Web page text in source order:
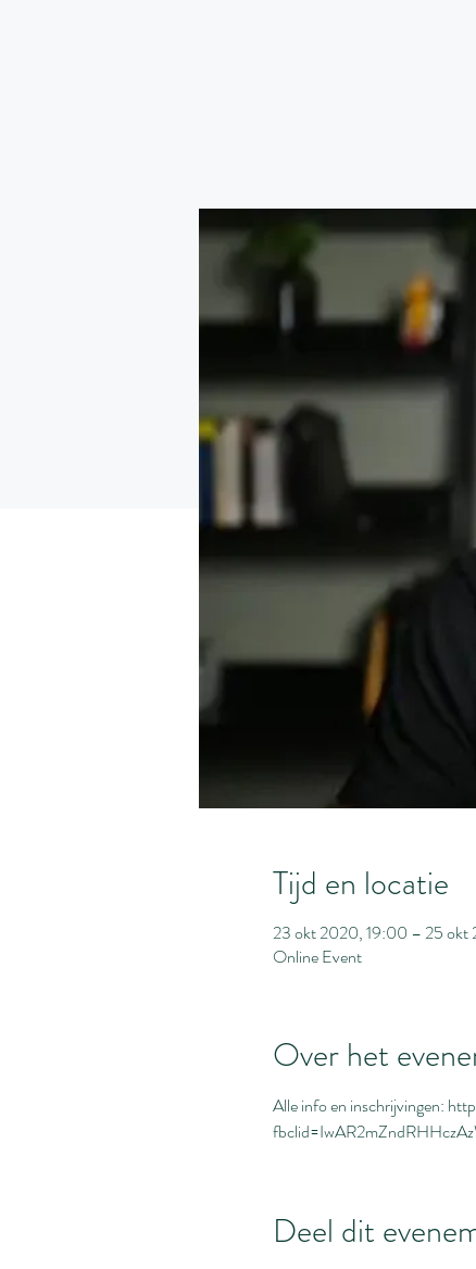
Tijd en locatie
23 okt 2020, 19:00 – 25
Online Event
Over het
Alle info en inschrijvingen:
Deel dit